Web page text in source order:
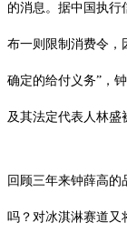
的消息。据中国执行
布一则限制消费令，
确定的给付义务”，
及其法定代表人林盛
回顾三年来钟薛高的
吗？对冰淇淋赛道又